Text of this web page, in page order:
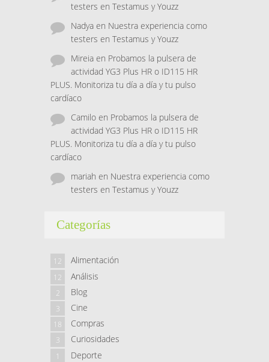
testers en Testamus y Youzz
Nadya en Nuestra experiencia como
testers en Testamus y Youzz
Mireia en Probamos la pulsera de
actividad YG3 Plus HR o ID115 HR
PLUS. Monitoriza tu día a día y tu pulso
cardíaco
Camilo en Probamos la pulsera de
actividad YG3 Plus HR o ID115 HR
PLUS. Monitoriza tu día a día y tu pulso
cardíaco
mariah en Nuestra experiencia como
testers en Testamus y Youzz
Categorías
Alimentación
12
Análisis
12
Blog
2
Cine
3
Compras
18
Curiosidades
3
Deporte
1